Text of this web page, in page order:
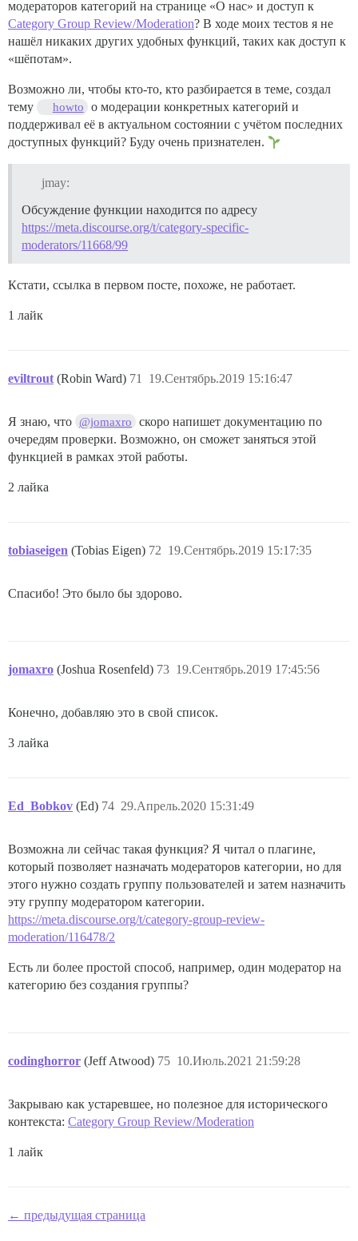
модераторов категорий на странице «О нас» и доступ к
Category Group Review/Moderation? В ходе моих тестов я не
нашёл никаких других удобных функций, таких как доступ к
«шёпотам».
Возможно ли, чтобы кто-то, кто разбирается в теме, создал
тему
howto
о модерации конкретных категорий и
поддерживал её в актуальном состоянии с учётом последних
доступных функций? Буду очень признателен.
jmay:
Обсуждение функции находится по адресу
https://meta.discourse.org/t/category-specific-
moderators/11668/99
Кстати, ссылка в первом посте, похоже, не работает.
1 лайк
eviltrout (Robin Ward) 19.Сентябрь.2019 15:16:47
71
Я знаю, что @jomaxro
скоро напишет документацию по
очередям проверки. Возможно, он сможет заняться этой
функцией в рамках этой работы.
2 лайка
tobiaseigen (Tobias Eigen) 19.Сентябрь.2019 15:17:35
72
Спасибо! Это было бы здорово.
jomaxro (Joshua Rosenfeld) 19.Сентябрь.2019 17:45:56
73
Конечно, добавляю это в свой список.
3 лайка
Ed_Bobkov (Ed) 29.Апрель.2020 15:31:49
74
Возможна ли сейчас такая функция? Я читал о плагине,
который позволяет назначать модераторов категории, но для
этого нужно создать группу пользователей и затем назначить
эту группу модератором категории.
https://meta.discourse.org/t/category-group-review-
moderation/116478/2
Есть ли более простой способ, например, один модератор на
категорию без создания группы?
codinghorror (Jeff Atwood) 10.Июль.2021 21:59:28
75
Закрываю как устаревшее, но полезное для исторического
контекста: Category Group Review/Moderation
1 лайк
← предыдущая страница